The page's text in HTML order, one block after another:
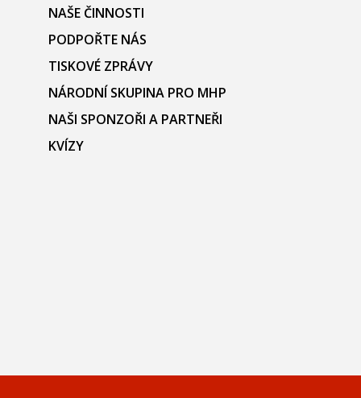
NAŠE ČINNOSTI
PODPOŘTE NÁS
TISKOVÉ ZPRÁVY
NÁRODNÍ SKUPINA PRO MHP
NAŠI SPONZOŘI A PARTNEŘI
KVÍZY